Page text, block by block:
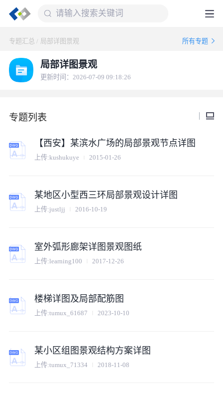
专题汇总 / 局部详图景观 所有专题
局部详图景观
更新时间：2026-07-09 09:18:26
专题列表
【西安】某滨水广场的局部景观节点详图
上传:kushukuye 2015-01-26
某地区小型西三环局部景观设计详图
上传:justljj 2016-10-19
室外弧形廊架详图景观图纸
上传:learning100 2017-12-26
楼梯详图及局部配筋图
上传:tumux_61687 2023-10-10
某小区组图景观结构方案详图
上传:tumux_71334 2018-11-08